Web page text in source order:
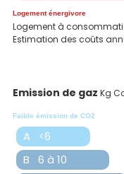
Logement énergivore
Logement à
Estimation des coûts
Emission de gaz Kg
Faible émission de CO2
A <6
B 6 à 10